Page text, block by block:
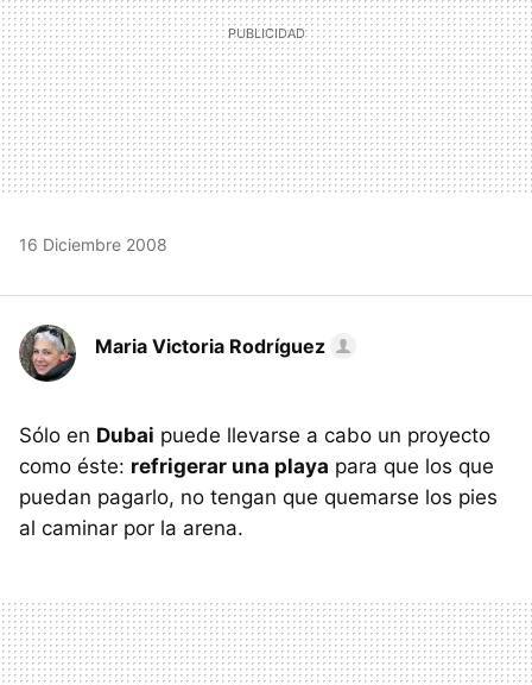
16 Diciembre 2008
Maria Victoria Rodríguez
Sólo en Dubai puede llevarse a cabo un proyecto
como éste: refrigerar una playa para que los que
puedan pagarlo, no tengan que quemarse los pies
al caminar por la arena.